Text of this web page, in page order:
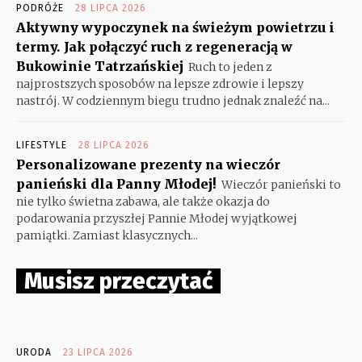
PODRÓŻE 28 LIPCA 2026
Aktywny wypoczynek na świeżym powietrzu i
termy. Jak połączyć ruch z regeneracją w
Bukowinie Tatrzańskiej Ruch to jeden z
najprostszych sposobów na lepsze zdrowie i lepszy
nastrój. W codziennym biegu trudno jednak znaleźć na...
LIFESTYLE 28 LIPCA 2026
Personalizowane prezenty na wieczór
panieński dla Panny Młodej! Wieczór panieński to
nie tylko świetna zabawa, ale także okazja do
podarowania przyszłej Pannie Młodej wyjątkowej
pamiątki. Zamiast klasycznych...
Musisz przeczytać
URODA 23 LIPCA 2026